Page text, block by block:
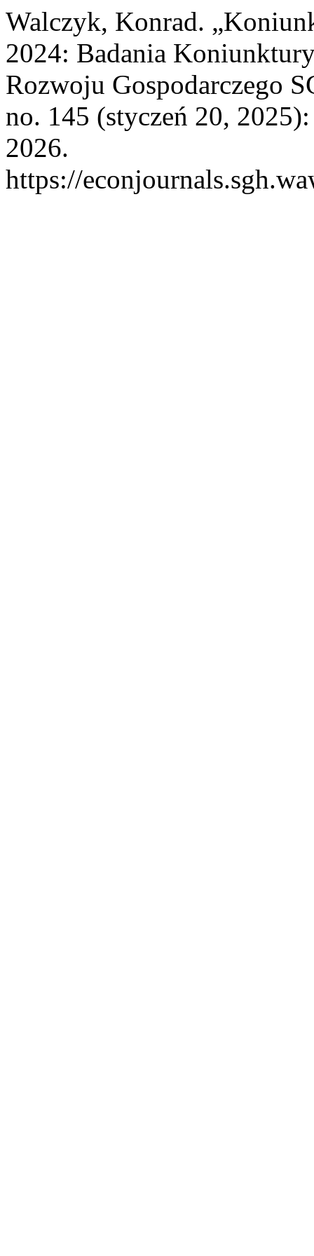
Walczyk, Konrad.
2024: Badania
Rozwoju Gospodarczego
no. 145 (styczeń 20,
2026.
https://